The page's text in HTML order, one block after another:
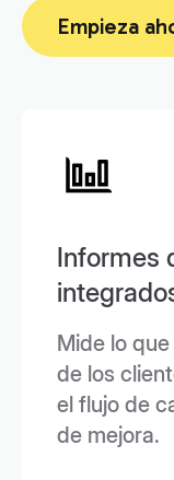
Empieza
Informes
Mide lo
de los
el flujo de
de mejora.